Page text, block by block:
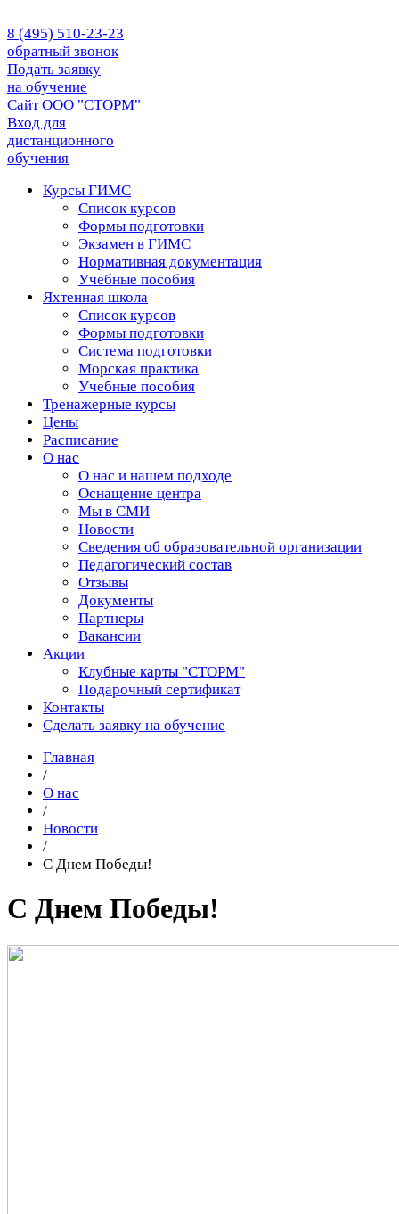
8 (495) 510-23-23
обратный звонок
Подать заявку
на обучение
Сайт ООО "СТОРМ"
Вход для
дистанционного
обучения
Курсы ГИМС
Список курсов
Формы подготовки
Экзамен в ГИМС
Нормативная документация
Учебные пособия
Яхтенная школа
Список курсов
Формы подготовки
Cистема подготовки
Морская практика
Учебные пособия
Тренажерные курсы
Цены
Расписание
О нас
О нас и нашем подходе
Оснащение центра
Мы в СМИ
Новости
Сведения об образовательной организации
Педагогический состав
Отзывы
Документы
Партнеры
Вакансии
Акции
Клубные карты "СТОРМ"
Подарочный сертификат
Контакты
Сделать заявку на обучение
Главная
/
О нас
/
Новости
/
С Днем Победы!
С Днем Победы!